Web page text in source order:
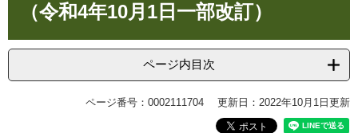
本
へ
（令和4年10月1日一部改訂）
ページ内目次
ページ番号：0002111704 更新日：2022年10月1日更新